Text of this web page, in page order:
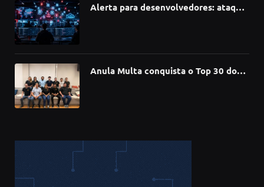
Alerta para desenvolvedores: ataque
Anula Multa conquista o Top 30 do